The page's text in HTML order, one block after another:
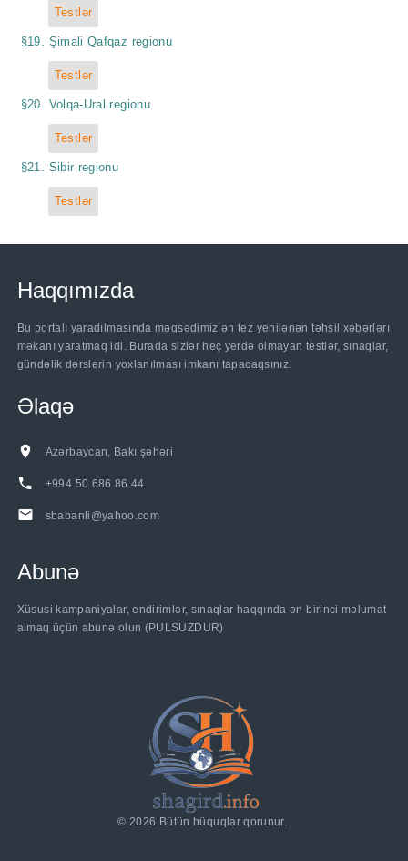
Testlər
§19. Şimali Qafqaz regionu
Testlər
§20. Volqa-Ural regionu
Testlər
§21. Sibir regionu
Testlər
Haqqımızda
Bu portalı yaradılmasında məqsədimiz ən tez yenilənən təhsil xəbərlərı
məkanı yaratmaq idi. Burada sizlər heç yerdə olmayan testlər, sınaqlar,
gündəlik dərslərin yoxlanılması imkanı tapacaqsınız.
Əlaqə
Azərbaycan, Bakı şəhəri
+994 50 686 86 44
sbabanli@yahoo.com
Abunə
Xüsusi kampaniyalar, endirimlər, sınaqlar haqqında ən birinci məlumat
almaq üçün abunə olun (PULSUZDUR)
©2026 Bütün hüquqlar qorunur.